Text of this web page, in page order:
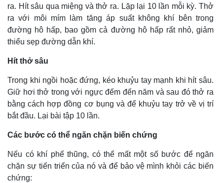
ra. Hít sâu qua miệng và thở ra. Lặp lại 10 lần mỗi kỳ. Thở
ra với môi mím làm tăng áp suất không khí bên trong
đường hô hấp, bao gồm cả đường hô hấp rất nhỏ, giảm
thiểu sẹp đường dẫn khí.
Hít thở sâu
Trong khi ngồi hoặc đứng, kéo khuỷu tay mạnh khi hít sâu.
Giữ hơi thở trong với ngực đếm đến năm và sau đó thở ra
bằng cách hợp đồng cơ bụng và để khuỷu tay trở về vị trí
bắt đầu. Lại bài tập 10 lần.
Các bước có thể ngăn chặn biến chứng
Nếu có khí phế thũng, có thể mất một số bước để ngăn
chặn sự tiến triển của nó và để bảo vệ mình khỏi các biến
chứng: